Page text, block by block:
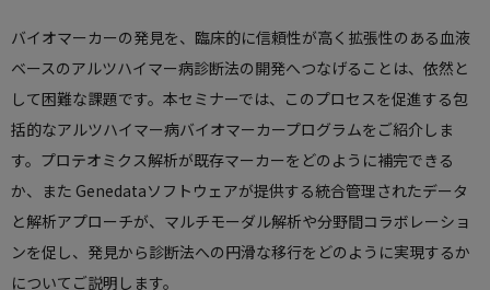
バイオマーカーの発見を、臨床的に信頼性が高く拡張性のある血液
ベースのアルツハイマー病診断法の開発へつなげることは、依然と
して困難な課題です。本セミナーでは、このプロセスを促進する包
括的なアルツハイマー病バイオマーカープログラムをご紹介しま
す。プロテオミクス解析が既存マーカーをどのように補完できる
か、また Genedataソフトウェアが提供する統合管理されたデータ
と解析アプローチが、マルチモーダル解析や分野間コラボレーショ
ンを促し、発見から診断法への円滑な移行をどのように実現するか
についてご説明します。